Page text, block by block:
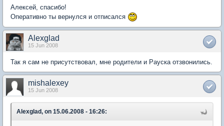
Алексей, спасибо!
Оперативно ты вернулся и отписался
Alexglad
15 Jun 2008
Так я сам не присутствовал, мне родители и Рауска отзвонились.
mishalexey
15 Jun 2008
Alexglad, on 15.06.2008 - 16:26: